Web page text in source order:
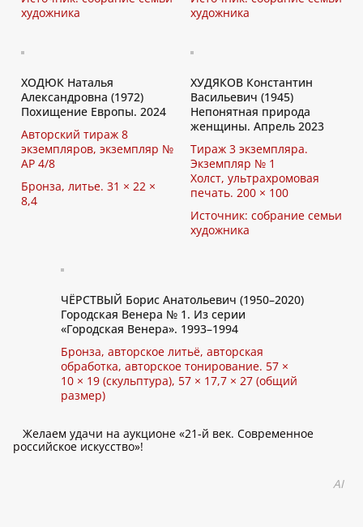
художника
художника
ХОДЮК Наталья
Александровна (1972)
Похищение Европы. 2024
Авторский тираж 8
экземпляров, экземпляр №
АР 4/8
Бронза, литье. 31 × 22 ×
8,4
ХУДЯКОВ Константин
Васильевич (1945)
Непонятная природа
женщины. Апрель 2023
Тираж 3 экземпляра.
Экземпляр № 1
Холст, ультрахромовая
печать. 200 × 100
Источник: собрание семьи
художника
ЧЁРСТВЫЙ Борис Анатольевич (1950–2020)
Городская Венера № 1. Из серии
«Городская Венера». 1993–1994
Бронза, авторское литьё, авторская
обработка, авторское тонирование. 57 ×
10 × 19 (скульптура), 57 × 17,7 × 27 (общий
размер)
Желаем удачи на аукционе «21-й век. Современное
российское искусство»!
AI